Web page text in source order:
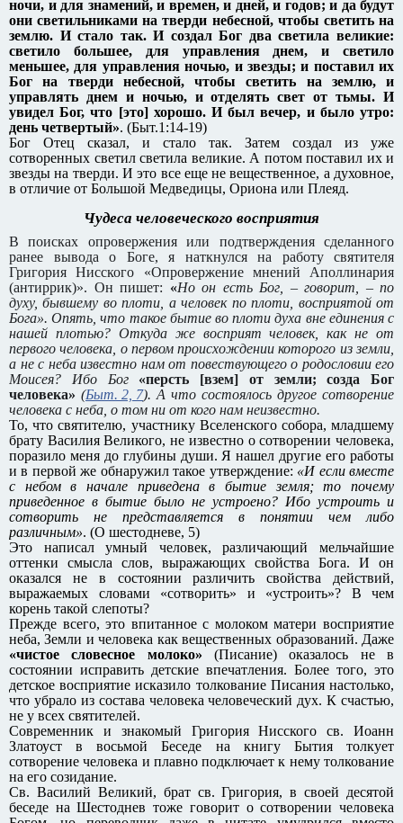
ночи, и для знамений, и времен, и дней, и годов; и да будут
они светильниками на тверди небесной, чтобы светить на
землю. И стало так. И создал Бог два светила великие:
светило большее, для управления днем, и светило
меньшее, для управления ночью, и звезды; и поставил их
Бог на тверди небесной, чтобы светить на землю, и
управлять днем и ночью, и отделять свет от тьмы. И
увидел Бог, что [это] хорошо. И был вечер, и было утро:
день четвертый». (Быт.1:14-19)
Бог Отец сказал, и стало так. Затем создал из уже
сотворенных светил светила великие. А потом поставил их и
звезды на тверди. И это все еще не вещественное, а духовное,
в отличие от Большой Медведицы, Ориона или Плеяд.
Чудеса человеческого восприятия
В поисках опровержения или подтверждения сделанного
ранее вывода о Боге, я наткнулся на работу святителя
Григория Нисского «Опровержение мнений Аполлинария
(антиррик)». Он пишет: «Но он есть Бог, – говорит, – по
духу, бывшему во плоти, а человек по плоти, восприятой от
Бога». Опять, что такое бытие во плоти духа вне единения с
нашей плотью? Откуда же восприят человек, как не от
первого человека, о первом происхождении которого из земли,
а не с неба известно нам от повествующего о родословии его
Моисея? Ибо Бог «персть [взем] от земли; созда Бог
человека» (Быт. 2, 7). А что состоялось другое сотворение
человека с неба, о том ни от кого нам неизвестно.
То, что святителю, участнику Вселенского собора, младшему
брату Василия Великого, не известно о сотворении человека,
поразило меня до глубины души. Я нашел другие его работы
и в первой же обнаружил такое утверждение: «И если вместе
с небом в начале приведена в бытие земля; то почему
приведенное в бытие было не устроено? Ибо устроить и
сотворить не представляется в понятии чем либо
различным». (О шестодневе, 5)
Это написал умный человек, различающий мельчайшие
оттенки смысла слов, выражающих свойства Бога. И он
оказался не в состоянии различить свойства действий,
выражаемых словами «сотворить» и «устроить»? В чем
корень такой слепоты?
Прежде всего, это впитанное с молоком матери восприятие
неба, Земли и человека как вещественных образований. Даже
«чистое словесное молоко» (Писание) оказалось не в
состоянии исправить детские впечатления. Более того, это
детское восприятие исказило толкование Писания настолько,
что убрало из состава человека человеческий дух. К счастью,
не у всех святителей.
Современник и знакомый Григория Нисского св. Иоанн
Златоуст в восьмой Беседе на книгу Бытия толкует
сотворение человека и плавно подключает к нему толкование
на его созидание.
Св. Василий Великий, брат св. Григория, в своей десятой
беседе на Шестоднев тоже говорит о сотворении человека